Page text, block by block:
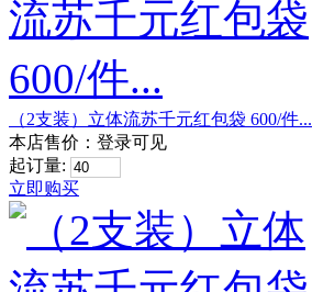
（2支装）立体流苏千元红包袋 600/件...
本店售价： 登录可见
起订量:
立即购买